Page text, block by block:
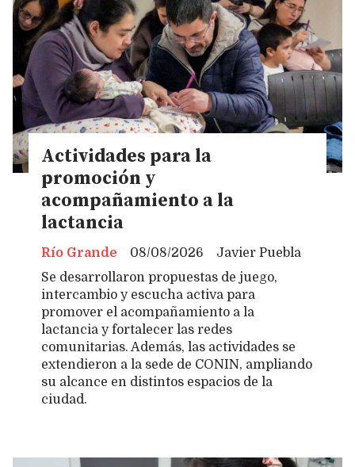
Actividades para la
promoción y
acompañamiento a la
lactancia
Javier Puebla
Río Grande
08/08/2026
Se desarrollaron propuestas de juego,
intercambio y escucha activa para
promover el acompañamiento a la
lactancia y fortalecer las redes
comunitarias. Además, las actividades se
extendieron a la sede de CONIN, ampliando
su alcance en distintos espacios de la
ciudad.